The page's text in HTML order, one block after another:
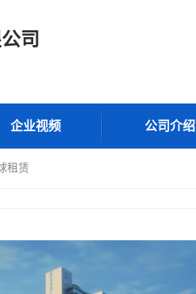
司
企业视频 公司介绍
租赁